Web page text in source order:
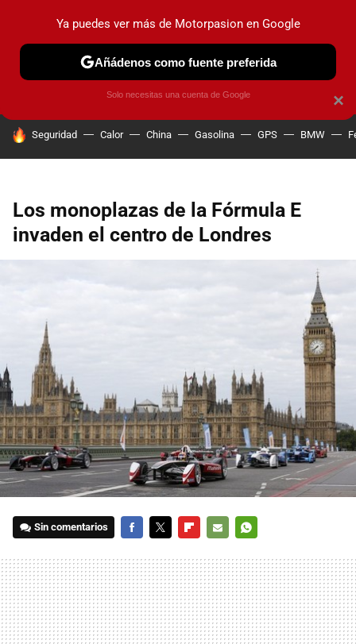
PRUEBAS COCHES ELÉCTRICOS OBSERVATORIO
HOY SE HABLA DE
Seguridad Calor China Gasolina GPS BMW
Los monoplazas de la Fórmula E
invaden el centro de Londres
Sin comentarios
MAIL
×
Ya puedes ver más de Motorpasion en Google
Añádenos como fuente preferida
Solo necesitas una cuenta de Google